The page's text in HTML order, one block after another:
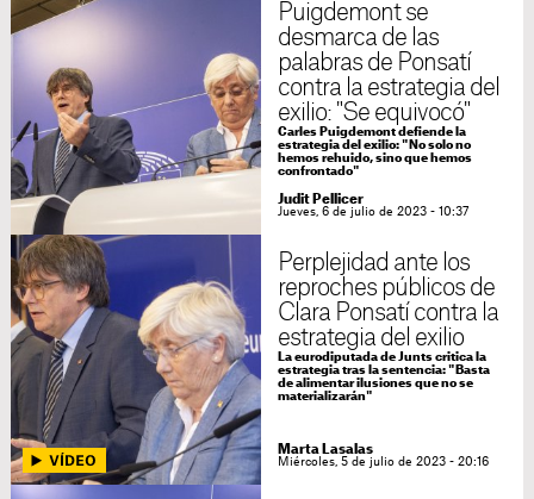
Puigdemont se
desmarca de las
palabras de Ponsatí
contra la estrategia del
exilio: "Se equivocó"
Carles Puigdemont defiende la
estrategia del exilio: "No solo no
hemos rehuido, sino que hemos
confrontado"
Judit Pellicer
Jueves, 6 de julio de 2023 - 10:37
Perplejidad ante los
reproches públicos de
Clara Ponsatí contra la
estrategia del exilio
La eurodiputada de Junts critica la
estrategia tras la sentencia: "Basta
de alimentar ilusiones que no se
materializarán"
Marta Lasalas
Miércoles, 5 de julio de 2023 - 20:16